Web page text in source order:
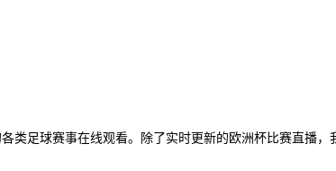
类足球赛事在线观看。除了实时更新的欧洲杯比赛直播